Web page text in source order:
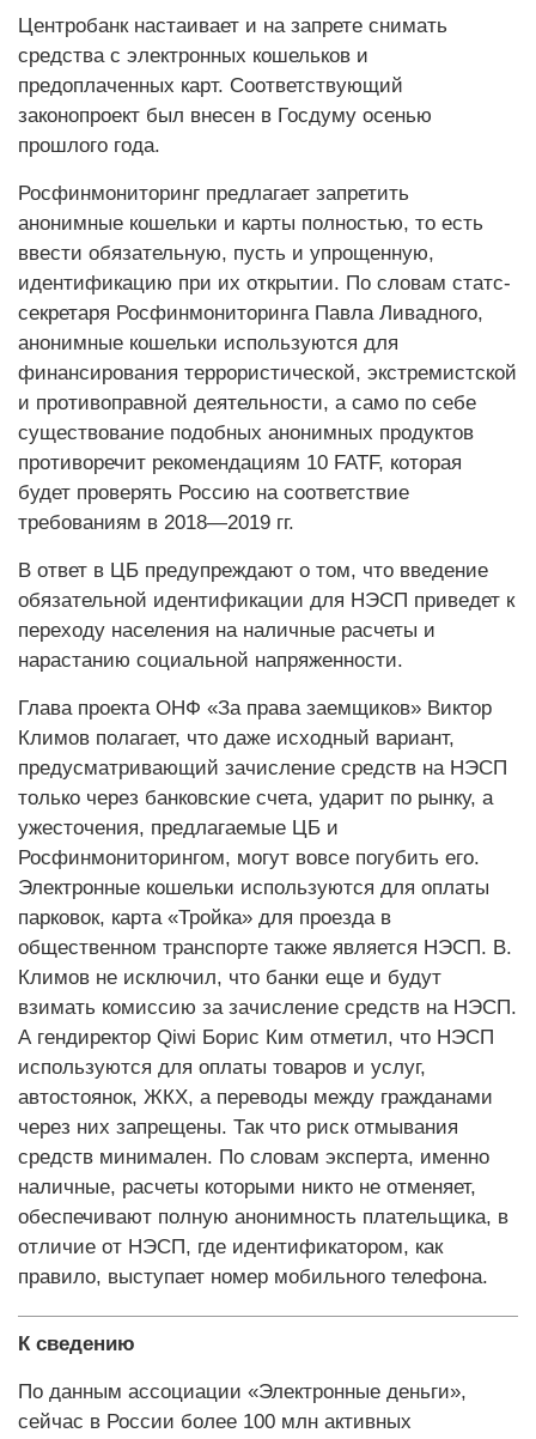
Центробанк настаивает и на запрете снимать
средства с электронных кошельков и
предоплаченных карт. Соответствующий
законопроект был внесен в Госдуму осенью
прошлого года.
Росфинмониторинг предлагает запретить
анонимные кошельки и карты полностью, то есть
ввести обязательную, пусть и упрощенную,
идентификацию при их открытии. По словам статс-
секретаря Росфинмониторинга Павла Ливадного,
анонимные кошельки используются для
финансирования террористической, экстремистской
и противоправной деятельности, а само по себе
существование подобных анонимных продуктов
противоречит рекомендациям 10 FATF, которая
будет проверять Россию на соответствие
требованиям в 2018—2019 гг.
В ответ в ЦБ предупреждают о том, что введение
обязательной идентификации для НЭСП приведет к
переходу населения на наличные расчеты и
нарастанию социальной напряженности.
Глава проекта ОНФ «За права заемщиков» Виктор
Климов полагает, что даже исходный вариант,
предусматривающий зачисление средств на НЭСП
только через банковские счета, ударит по рынку, а
ужесточения, предлагаемые ЦБ и
Росфинмониторингом, могут вовсе погубить его.
Электронные кошельки используются для оплаты
парковок, карта «Тройка» для проезда в
общественном транспорте также является НЭСП. В.
Климов не исключил, что банки еще и будут
взимать комиссию за зачисление средств на НЭСП.
А гендиректор Qiwi Борис Ким отметил, что НЭСП
используются для оплаты товаров и услуг,
автостоянок, ЖКХ, а переводы между гражданами
через них запрещены. Так что риск отмывания
средств минимален. По словам эксперта, именно
наличные, расчеты которыми никто не отменяет,
обеспечивают полную анонимность плательщика, в
отличие от НЭСП, где идентификатором, как
правило, выступает номер мобильного телефона.
К сведению
По данным ассоциации «Электронные деньги»,
сейчас в России более 100 млн активных